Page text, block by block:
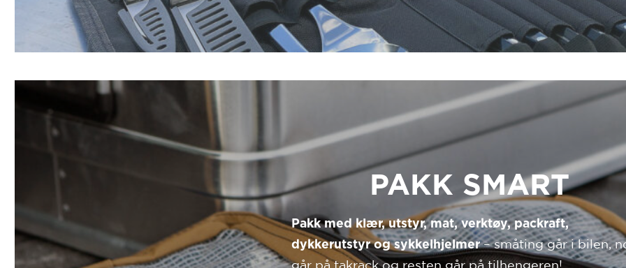
PAKK SMART
Pakk med klær, utstyr, mat, verktøy, packraft,
dykkerutstyr og sykkelhjelmer– småting går i bilen,
går på takrack og resten går på tilhengeren!